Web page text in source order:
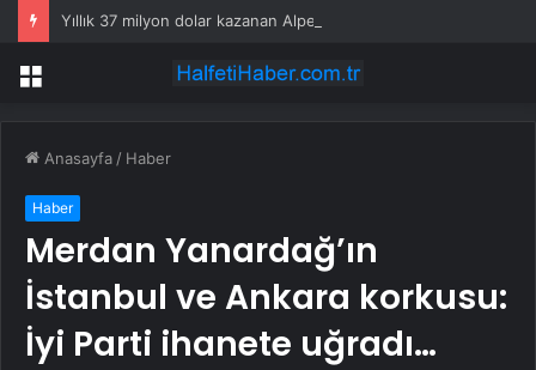
Menü
Anasayfa / Haber
Haber
Merdan Yanardağ’ın
İstanbul ve Ankara korkusu:
İyi Parti ihanete uğradı…